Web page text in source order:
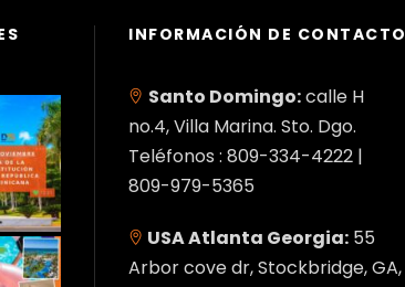
INFORMACIÓN DE CONTACTO
Santo Domingo:calle H
no.4, Villa Marina. Sto. Dgo.
Teléfonos : 809-334-4222 |
809-979-5365
USA Atlanta Georgia: 55
Arbor cove dr, Stockbridge, GA,